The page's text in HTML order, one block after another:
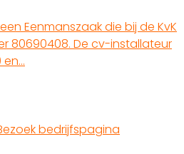
Eenmanszaak die bij de KvK
80690408. De cv-installateur
en…
bedrijfspagina